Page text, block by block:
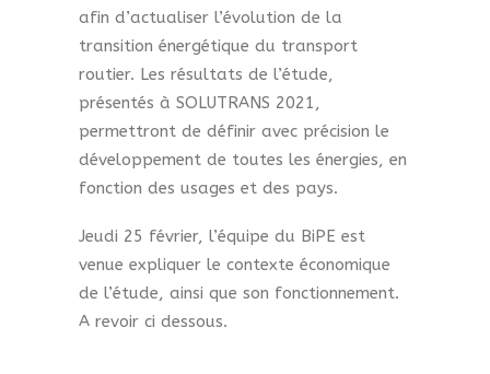
afin d’actualiser l’évolution de la
transition énergétique du transport
routier. Les résultats de l’étude,
présentés à SOLUTRANS 2021,
permettront de définir avec précision le
développement de toutes les énergies, en
fonction des usages et des pays.
Jeudi 25 février, l’équipe du BiPE est
venue expliquer le contexte économique
de l’étude, ainsi que son fonctionnement.
A revoir ci dessous.